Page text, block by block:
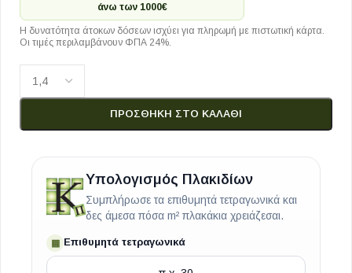
άνω των 1000€
Η δυνατότητα άτοκων δόσεων ισχύει για πληρωμή με πιστωτική κάρτα.
Οι τιμές περιλαμβάνουν ΦΠΑ 24%.
ΠΡΟΣΘΉΚΗ ΣΤΟ ΚΑΛΆΘΙ
Υπολογισμός Πλακιδίων
Συμπλήρωσε τα επιθυμητά τετραγωνικά και
δες άμεσα πόσα m² πλακάκια χρειάζεσαι.
▦ Επιθυμητά τετραγωνικά